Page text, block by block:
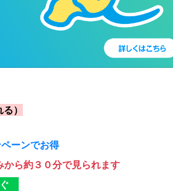
）
ーンでお得
ら約３０分で見られます